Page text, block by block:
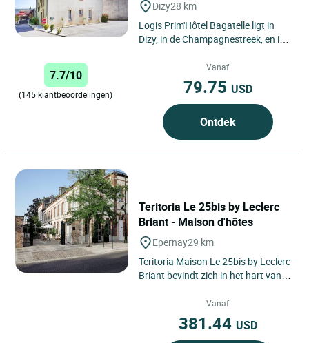
Dizy28 km
Logis Prim'Hôtel Bagatelle ligt in
Dizy, in de Champagnestreek, en is
geweldige verblijfservaring...
7.7/10
(145 klantbeoordelingen)
Vanaf
79.75 USD
Ontdek
Teritoria Le 25bis by Leclerc
Briant - Maison d'hôtes
Epernay29 km
Teritoria Maison Le 25bis by Leclerc
Briant bevindt zich in het hart van
als een vertrouwelijk...
Vanaf
381.44 USD